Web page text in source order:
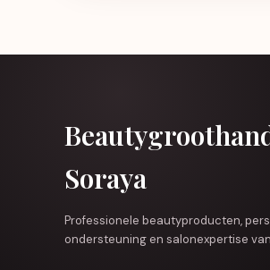
Soraya
Professionele beautyproducten,
ondersteuning en salonexpertise